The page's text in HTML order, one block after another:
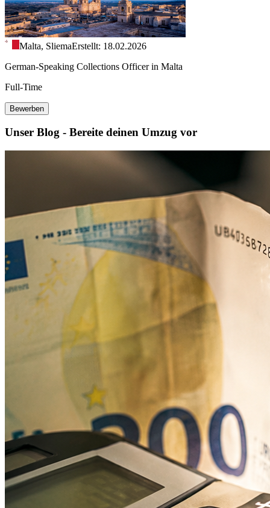
Malta, SliemaErstellt: 18.02.2026
German-Speaking Collections Officer in Malta
Full-Time
Bewerben
Unser Blog - Bereite deinen Umzug vor